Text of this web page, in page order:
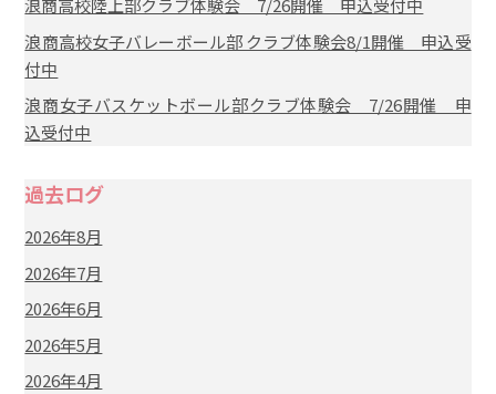
浪商高校陸上部クラブ体験会 7/26開催 申込受付中
浪商高校女子バレーボール部 クラブ体験会8/1開催 申込受
付中
浪商女子バスケットボール部クラブ体験会 7/26開催 申
込受付中
過去ログ
2026年8月
2026年7月
2026年6月
2026年5月
2026年4月